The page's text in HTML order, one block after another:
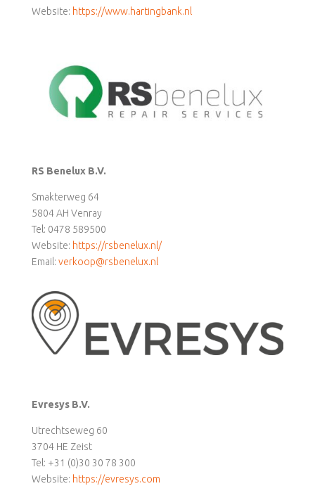
Website: https://www.hartingbank.nl
RS Benelux B.V.
Smakterweg 64
5804 AH Venray
Tel: 0478 589500
Website: https://rsbenelux.nl/
Email: verkoop@rsbenelux.nl
Evresys B.V.
Utrechtseweg 60
3704 HE Zeist
Tel: +31 (0)30 30 78 300
Website: https://evresys.com